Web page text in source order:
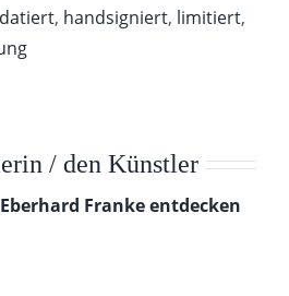
datiert, handsigniert, limitiert,
/ den Künstler
Franke entdecken